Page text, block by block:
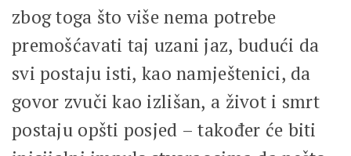
zbog toga što više nema potrebe
premošćavati taj uzani jaz, budući da
svi postaju isti, kao namještenici, da
govor zvuči kao izlišan, a život i smrt
postaju opšti posjed – također će biti